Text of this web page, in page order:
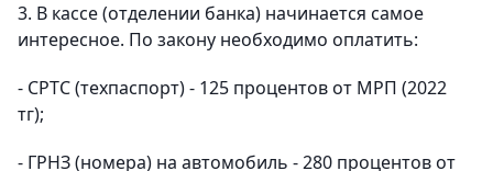
3. В кассе (отделении банка) начинается самое
интересное. По закону необходимо оплатить:
- СРТС (техпаспорт) - 125 процентов от МРП (2022
тг);
- ГРНЗ (номера) на автомобиль - 280 процентов от